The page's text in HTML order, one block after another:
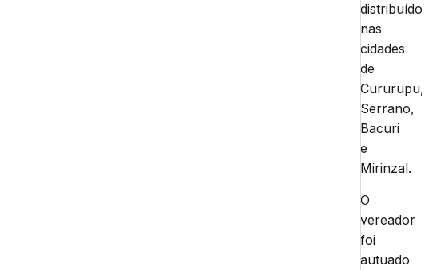
distribuído
nas
cidades
de
Cururupu,
Serrano,
Bacuri
e
Mirinzal.
O
vereador
foi
autuado